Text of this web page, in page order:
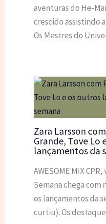
aventuras do He-
crescido assistindo
Os Mestres do
Zara Larsson
Grande, Tove Lo
lançamentos da
AWESOME MIX
Semana chega com
os lançamentos da
curtiu). Os